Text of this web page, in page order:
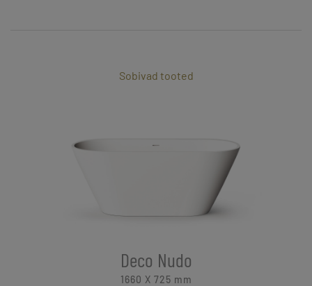
Sobivad tooted
Deco Nudo
1660 X 725 mm